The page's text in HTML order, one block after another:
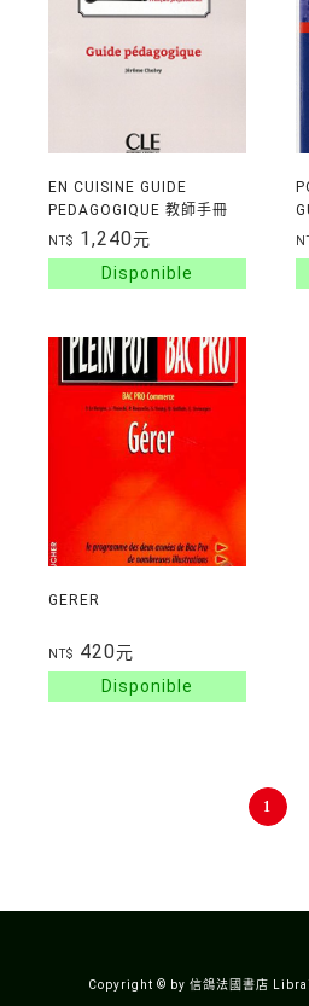
EN CUISINE GUIDE
PEDAGOGIQUE 教師手冊
NIVEAU A1/A2
NT$ 1,240元
GERER
NT$ 420元
1
Copyright © by 信鴿法國書店